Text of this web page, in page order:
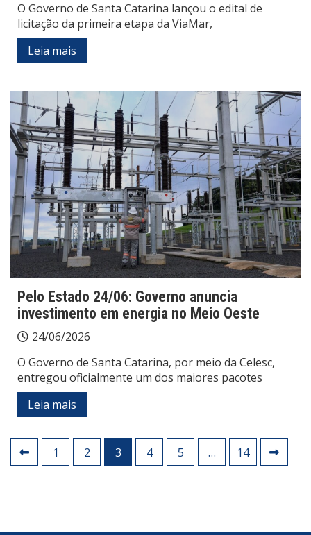
O Governo de Santa Catarina lançou o edital de
licitação da primeira etapa da ViaMar,
Leia mais
Pelo Estado 24/06: Governo anuncia
investimento em energia no Meio Oeste
24/06/2026
O Governo de Santa Catarina, por meio da Celesc,
entregou oficialmente um dos maiores pacotes
Leia mais
Paginação
de
1 2 3 4 5 … 14